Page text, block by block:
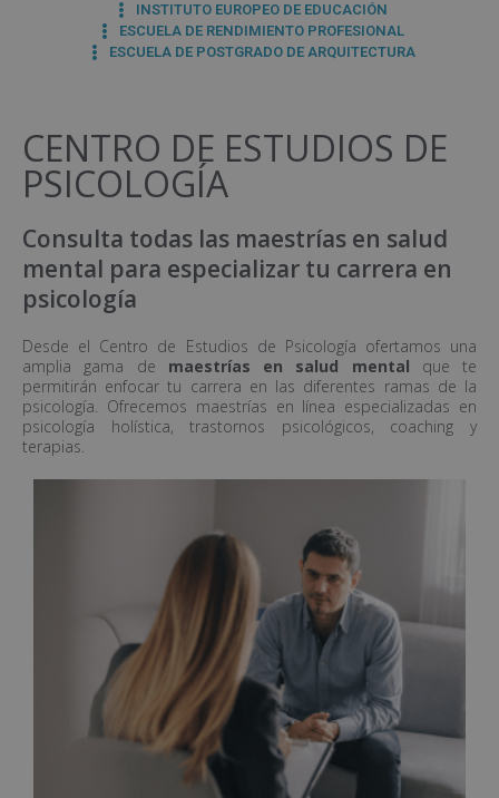
INSTITUTO EUROPEO DE EDUCACIÓN
ESCUELA DE RENDIMIENTO PROFESIONAL
ESCUELA DE POSTGRADO DE ARQUITECTURA
CENTRO DE ESTUDIOS DE
PSICOLOGÍA
Consulta todas las maestrías en salud
mental para especializar tu carrera en
psicología
Desde el Centro de Estudios de Psicología ofertamos una
amplia gama de maestrías en salud mental que te
permitirán enfocar tu carrera en las diferentes ramas de la
psicología. Ofrecemos maestrías en línea especializadas en
psicología holística, trastornos psicológicos, coaching y
terapias.